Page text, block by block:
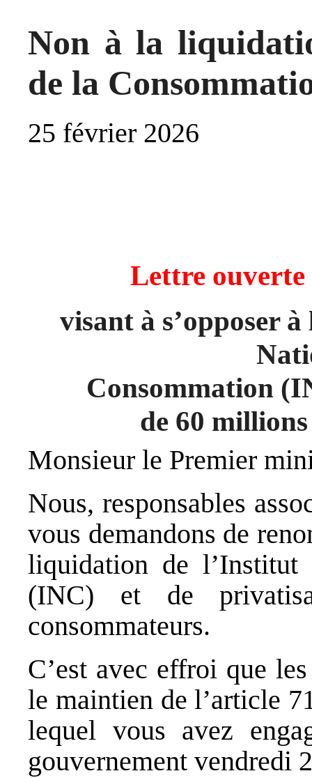
Non à la
de la
25 février 2026
Lettre
visant à s’opposer
Consommation
de 60
Monsieur le Premier
Nous, responsables
vous demandons de
liquidation de l’Institut
(INC) et de
consommateurs.
C’est avec effroi que
le maintien de l’article
lequel vous avez
gouvernement vendredi